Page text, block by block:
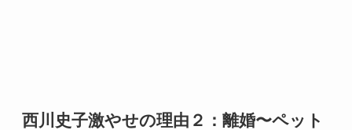
西川史子激やせの理由２：離婚〜ペット